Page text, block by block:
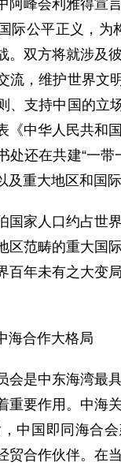
阿峰会利雅得宣
际公平正义，
。双方将就涉及
流，维护世界文
、支持中国的立
《中华人民共和
处还在共建“一
及重大地区和国
国家人口约占世
区范畴的重大国
百年未有之大变
海合作大格局
会是中东海湾最
重要作用。中海
中国即同海合
贸合作伙伴。在